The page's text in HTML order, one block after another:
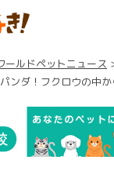
ールドペットニュース
ンダ！フクロウの中か